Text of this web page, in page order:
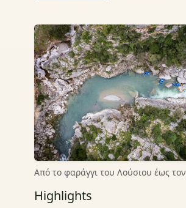
Από το φαράγγι του Λούσιου έως
Highlights